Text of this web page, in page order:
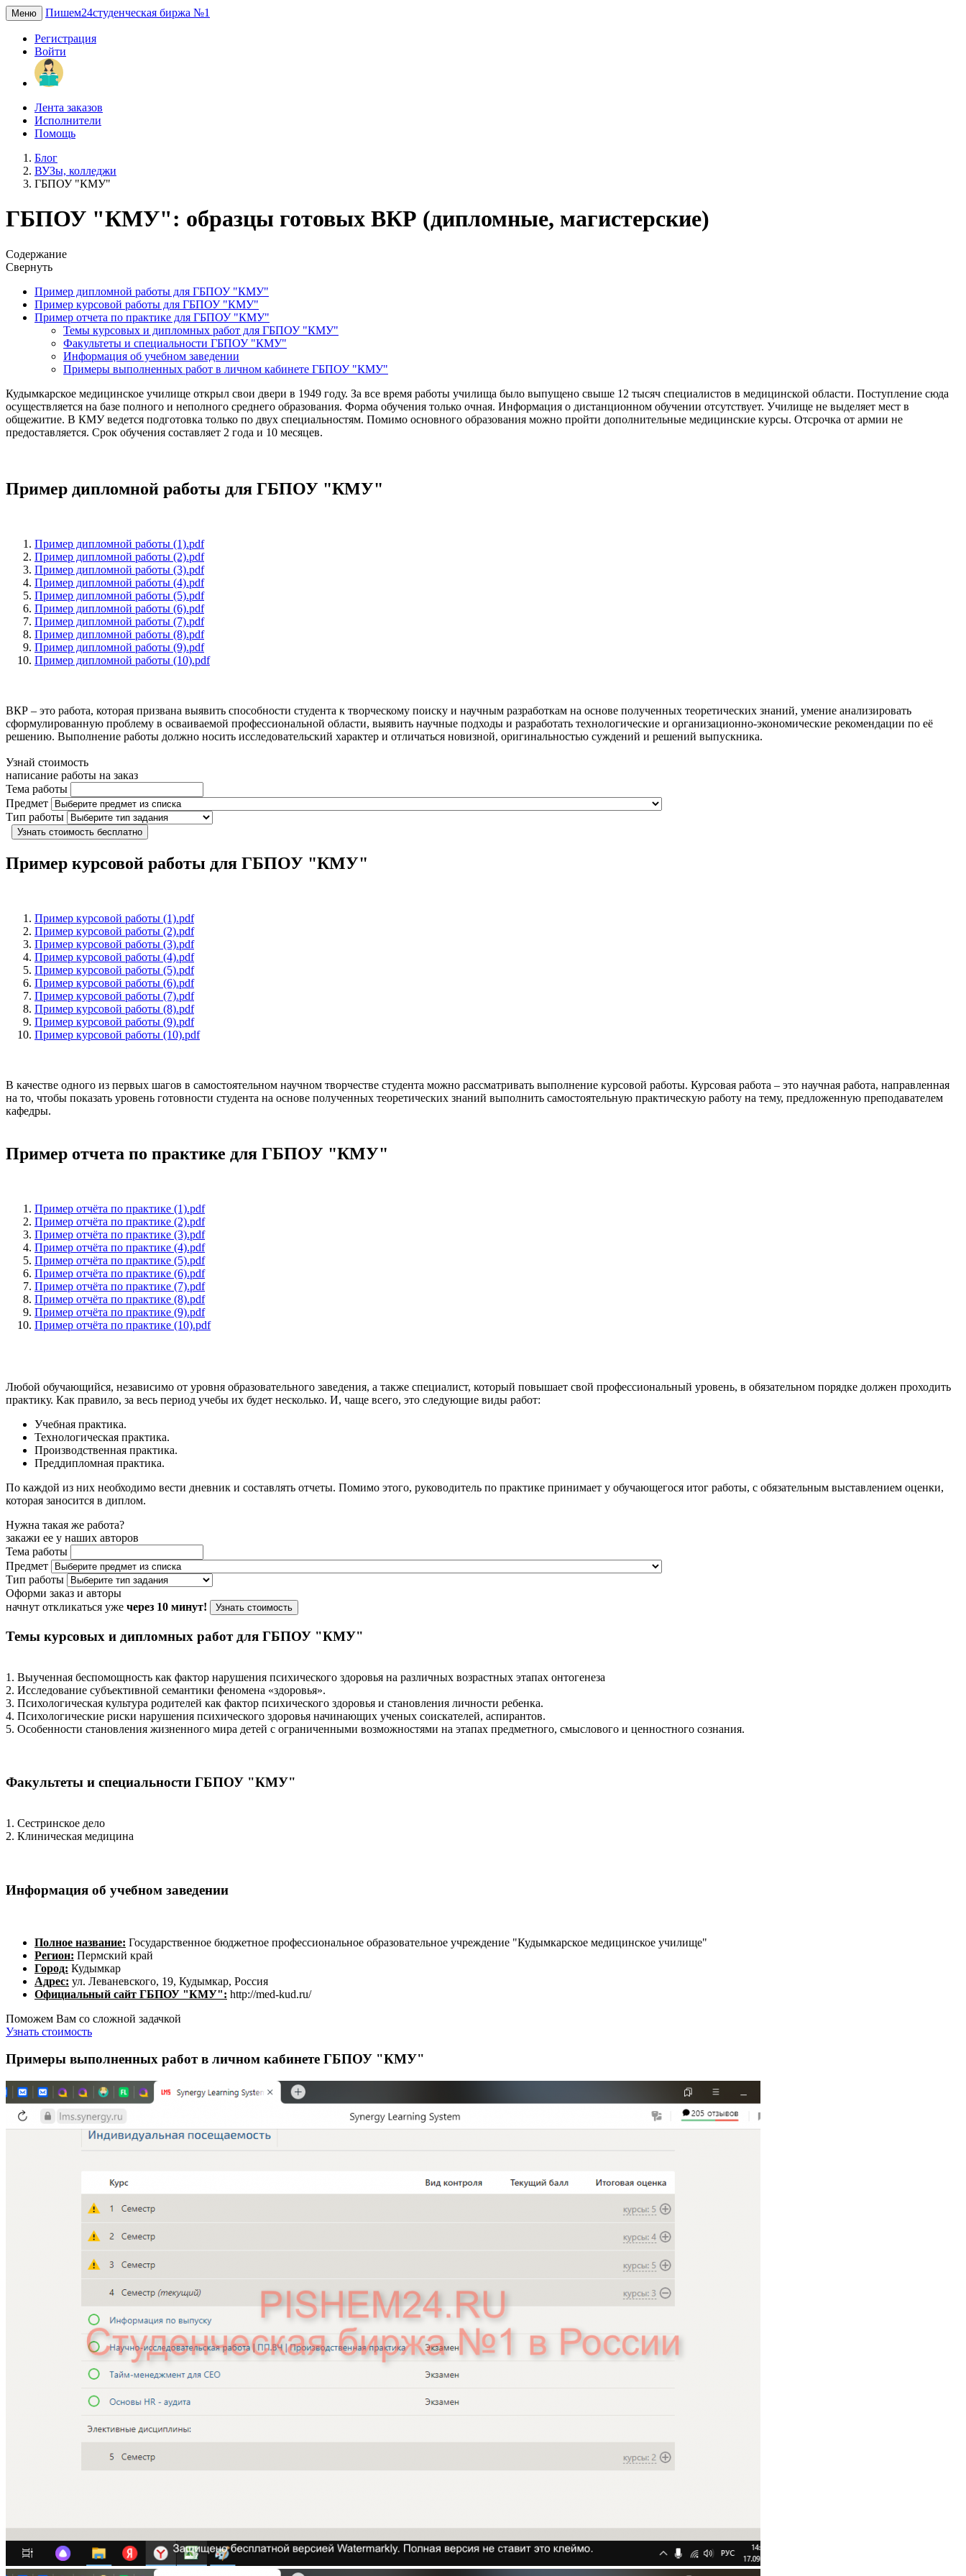
Меню Пишем24студенческая биржа №1
Регистрация
Войти
Лента заказов
Исполнители
Помощь
Блог
ВУЗы, колледжи
ГБПОУ "КМУ"
ГБПОУ "КМУ": образцы готовых ВКР (дипломные, магистерские)
Содержание
Свернуть
Пример дипломной работы для ГБПОУ "КМУ"
Пример курсовой работы для ГБПОУ "КМУ"
Пример отчета по практике для ГБПОУ "КМУ"
Темы курсовых и дипломных работ для ГБПОУ "КМУ"
Факультеты и специальности ГБПОУ "КМУ"
Информация об учебном заведении
Примеры выполненных работ в личном кабинете ГБПОУ "КМУ"
Кудымкарское медицинское училище открыл свои двери в 1949 году. За все время работы училища было выпущено свыше 12 тысяч специалистов в медицинской области. Поступление сюда
осуществляется на базе полного и неполного среднего образования. Форма обучения только очная. Информация о дистанционном обучении отсутствует. Училище не выделяет мест в
общежитие. В КМУ ведется подготовка только по двух специальностям. Помимо основного образования можно пройти дополнительные медицинские курсы. Отсрочка от армии не
предоставляется. Срок обучения составляет 2 года и 10 месяцев.
Пример дипломной работы для ГБПОУ "КМУ"
Пример дипломной работы (1).pdf
Пример дипломной работы (2).pdf
Пример дипломной работы (3).pdf
Пример дипломной работы (4).pdf
Пример дипломной работы (5).pdf
Пример дипломной работы (6).pdf
Пример дипломной работы (7).pdf
Пример дипломной работы (8).pdf
Пример дипломной работы (9).pdf
Пример дипломной работы (10).pdf
ВКР – это работа, которая призвана выявить способности студента к творческому поиску и научным разработкам на основе полученных теоретических знаний, умение анализировать
сформулированную проблему в осваиваемой профессиональной области, выявить научные подходы и разработать технологические и организационно-экономические рекомендации по её
решению. Выполнение работы должно носить исследовательский характер и отличаться новизной, оригинальностью суждений и решений выпускника.
Узнай стоимость
написание работы на заказ
Тема работы
Предмет
Тип работы
Узнать стоимость бесплатно
Пример курсовой работы для ГБПОУ "КМУ"
Пример курсовой работы (1).pdf
Пример курсовой работы (2).pdf
Пример курсовой работы (3).pdf
Пример курсовой работы (4).pdf
Пример курсовой работы (5).pdf
Пример курсовой работы (6).pdf
Пример курсовой работы (7).pdf
Пример курсовой работы (8).pdf
Пример курсовой работы (9).pdf
Пример курсовой работы (10).pdf
В качестве одного из первых шагов в самостоятельном научном творчестве студента можно рассматривать выполнение курсовой работы. Курсовая работа – это научная работа, направленная
на то, чтобы показать уровень готовности студента на основе полученных теоретических знаний выполнить самостоятельную практическую работу на тему, предложенную преподавателем
кафедры.
Пример отчета по практике для ГБПОУ "КМУ"
Пример отчёта по практике (1).pdf
Пример отчёта по практике (2).pdf
Пример отчёта по практике (3).pdf
Пример отчёта по практике (4).pdf
Пример отчёта по практике (5).pdf
Пример отчёта по практике (6).pdf
Пример отчёта по практике (7).pdf
Пример отчёта по практике (8).pdf
Пример отчёта по практике (9).pdf
Пример отчёта по практике (10).pdf
Любой обучающийся, независимо от уровня образовательного заведения, а также специалист, который повышает свой профессиональный уровень, в обязательном порядке должен проходить
практику. Как правило, за весь период учебы их будет несколько. И, чаще всего, это следующие виды работ:
Учебная практика.
Технологическая практика.
Производственная практика.
Преддипломная практика.
По каждой из них необходимо вести дневник и составлять отчеты. Помимо этого, руководитель по практике принимает у обучающегося итог работы, с обязательным выставлением оценки,
которая заносится в диплом.
Нужна такая же работа?
закажи ее у наших авторов
Тема работы
Предмет
Тип работы
Оформи заказ и авторы
начнут откликаться уже через 10 минут! Узнать стоимость
Темы курсовых и дипломных работ для ГБПОУ "КМУ"
1. Выученная беспомощность как фактор нарушения психического здоровья на различных возрастных этапах онтогенеза
2. Исследование субъективной семантики феномена «здоровья».
3. Психологическая культура родителей как фактор психического здоровья и становления личности ребенка.
4. Психологические риски нарушения психического здоровья начинающих ученых соискателей, аспирантов.
5. Особенности становления жизненного мира детей с ограниченными возможностями на этапах предметного, смыслового и ценностного сознания.
Факультеты и специальности ГБПОУ "КМУ"
1. Сестринское дело
2. Клиническая медицина
Информация об учебном заведении
Полное название: Государственное бюджетное профессиональное образовательное учреждение "Кудымкарское медицинское училище"
Регион: Пермский край
Город: Кудымкар
Адрес: ул. Леваневского, 19, Кудымкар, Россия
Официальный сайт ГБПОУ "КМУ": http://med-kud.ru/
Поможем Вам со сложной задачкой
Узнать стоимость
Примеры выполненных работ в личном кабинете ГБПОУ "КМУ"